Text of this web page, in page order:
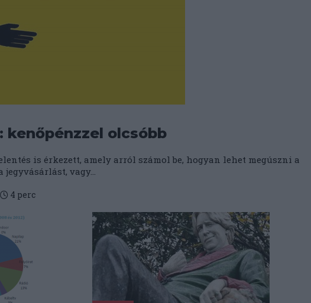
kenőpénzzel olcsóbb
is érkezett, amely arról számol be, hogyan lehet megúszni a
vagy...
4 perc